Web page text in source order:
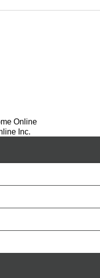
，結果真的有個
廚，恨。
Online
Inc.